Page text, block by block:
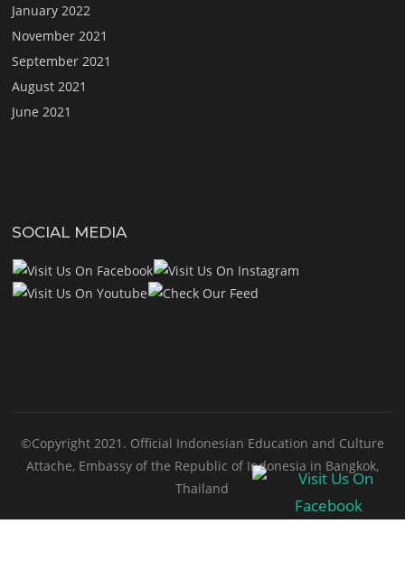
January 2022
November 2021
September 2021
August 2021
June 2021
SOCIAL MEDIA
©Copyright 2021. Official Indonesian Education and Culture
Attache, Embassy of the Republic of Indonesia in Bangkok,
Thailand